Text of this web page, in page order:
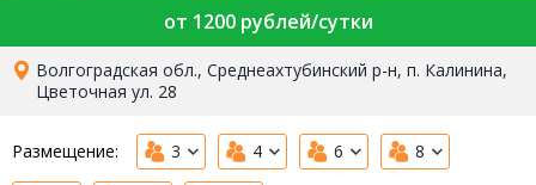
от 1200 рублей/сутки
Волгоградская обл., Среднеахтубинский р-н, п. Калинина,
Цветочная ул. 28
Размещение: 3 4 6 8